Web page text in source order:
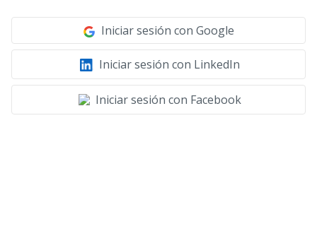
Iniciar sesión con Google
Iniciar sesión con LinkedIn
Iniciar sesión con Facebook